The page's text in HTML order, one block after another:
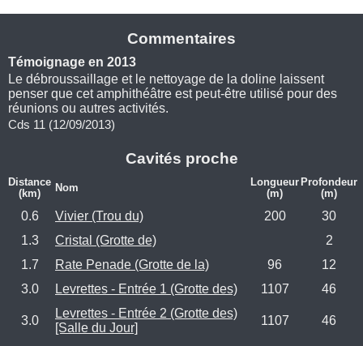
Commentaires
Témoignage en 2013
Le débroussaillage et le nettoyage de la doline laissent
penser que cet amphithéâtre est peut-être utilisé pour des
réunions ou autres activités.
Cds 11 (12/09/2013)
Cavités proche
Distance
(km)
Nom
Longueur
(m)
Profondeur
(m)
0.6 Vivier (Trou du) 200
30
1.3
Cristal (Grotte de)
2
1.7
Rate Penade (Grotte de la) 96
12
3.0
Levrettes - Entrée 1 (Grotte des) 1107 46
3.0
Levrettes - Entrée 2 (Grotte des)
[Salle du Jour]
1107 46